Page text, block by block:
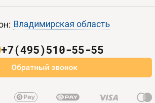
Владимирская область
+7(495)510-55-55
Обратный звонок